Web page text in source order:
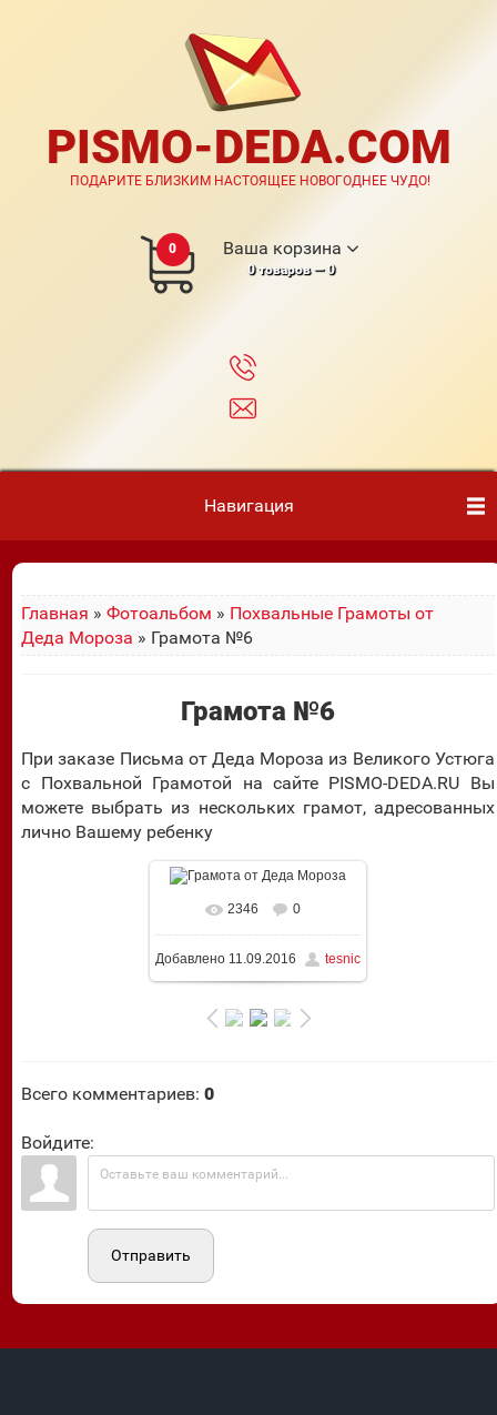
PISMO-DEDA.COM
ПОДАРИТЕ БЛИЗКИМ НАСТОЯЩЕЕ НОВОГОДНЕЕ ЧУДО!
0 Ваша корзина
0товаров —0
Навигация
Главная »Фотоальбом » Похвальные Грамоты от
Деда Мороза » Грамота №6
Грамота №6
При заказе Письма от Деда Мороза из Великого Устюга
с Похвальной Грамотой на сайте PISMO-DEDA.RU Вы
можете выбрать из нескольких грамот, адресованных
лично Вашему ребенку
В реальном размере
1024x1428/ 413.5Kb
2346 0
Добавлено 11.09.2016 tesnic
Всего комментариев:0
Войдите:
Отправить